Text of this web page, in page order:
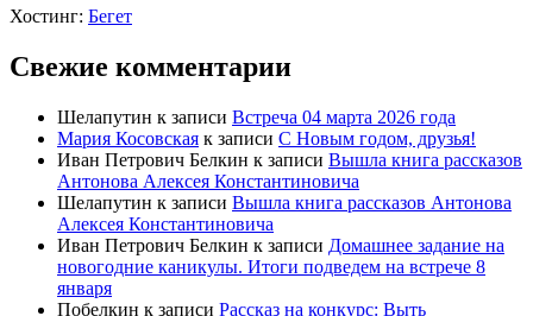
Хостинг: Бегет
Свежие комментарии
Шелапутин к записи Встреча 04 марта 2026 года
Мария Косовская к записи С Новым годом, друзья!
Иван Петрович Белкин к записи Вышла книга рассказов
Антонова Алексея Константиновича
Шелапутин к записи Вышла книга рассказов Антонова
Алексея Константиновича
Иван Петрович Белкин к записи Домашнее задание на
новогодние каникулы. Итоги подведем на встрече 8
января
Побелкин к записи Рассказ на конкурс: Выть